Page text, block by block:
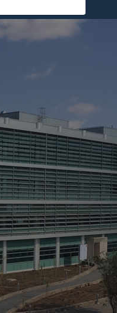
> Surface
> Lits. 206.
> Unités de
> Unités de
> Salles
> Bloc
> Places de
> Hélistation.